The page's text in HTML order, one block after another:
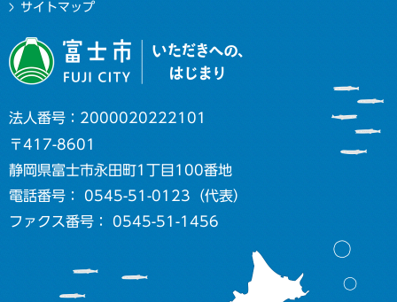
サイトマップ
法人番号：2000020222101
〒417-8601
静岡県富士市永田町1丁目100番地
電話番号： 0545-51-0123（代表）
ファクス番号： 0545-51-1456